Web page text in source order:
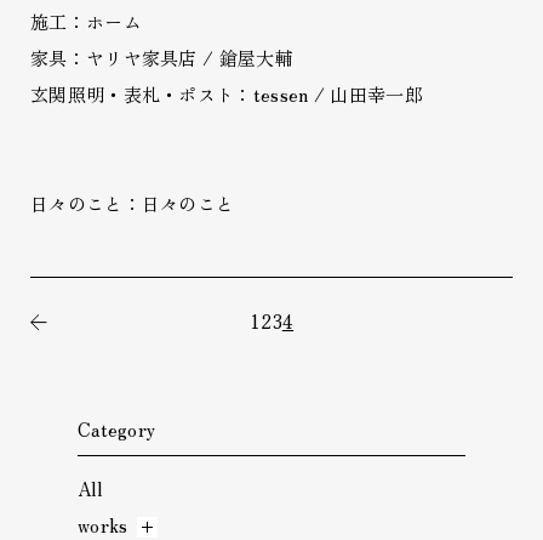
施工：ホーム
家具：ヤリヤ家具店 / 鎗屋大輔
玄関照明・表札・ポスト：tessen / 山田幸一郎
日々のこと：日々のこと
1234
Category
All
works